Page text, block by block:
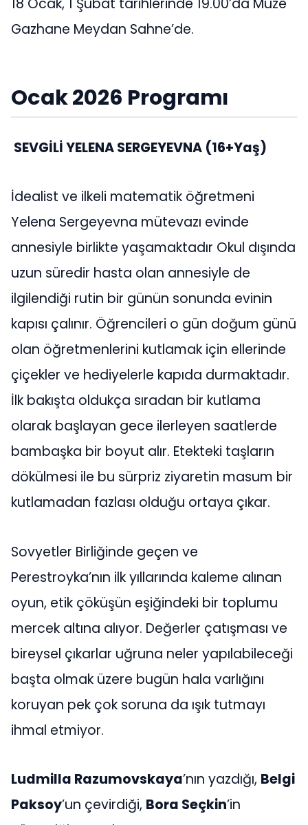
18 Ocak, 1 Şubat tarihlerinde 19.00’da Müze
Gazhane Meydan Sahne’de.
Ocak 2026 Programı
SEVGİLİ YELENA SERGEYEVNA (16+Yaş)
İdealist ve ilkeli matematik öğretmeni
Yelena Sergeyevna mütevazı evinde
annesiyle birlikte yaşamaktadır Okul dışında
uzun süredir hasta olan annesiyle de
ilgilendiği rutin bir günün sonunda evinin
kapısı çalınır. Öğrencileri o gün doğum günü
olan öğretmenlerini kutlamak için ellerinde
çiçekler ve hediyelerle kapıda durmaktadır.
İlk bakışta oldukça sıradan bir kutlama
olarak başlayan gece ilerleyen saatlerde
bambaşka bir boyut alır. Etekteki taşların
dökülmesi ile bu sürpriz ziyaretin masum bir
kutlamadan fazlası olduğu ortaya çıkar.
Sovyetler Birliğinde geçen ve
Perestroyka’nın ilk yıllarında kaleme alınan
oyun, etik çöküşün eşiğindeki bir toplumu
mercek altına alıyor. Değerler çatışması ve
bireysel çıkarlar uğruna neler yapılabileceği
başta olmak üzere bugün hala varlığını
koruyan pek çok soruna da ışık tutmayı
ihmal etmiyor.
Ludmilla Razumovskaya’nın yazdığı, Belgi
Paksoy’un çevirdiği, Bora Seçkin’in